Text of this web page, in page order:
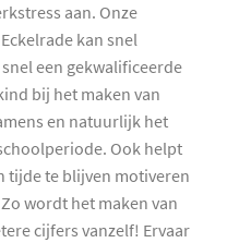
aan. Onze
kan snel
een gekwalificeerde
bij het maken van
en natuurlijk het
Ook helpt
tijde te blijven motiveren
wordt het maken van
cijfers vanzelf! Ervaar